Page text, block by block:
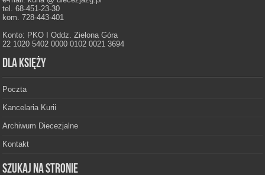
tel. 68-451-23-30
kom. 728-443-401
Konto: PKO I Oddz. Zielona Góra
22 1020 5402 0000 0102 0021 3694
Dla księży
Poczta
Kancelaria Kurii
Archiwum Diecezjalne
Kontakt
Szukaj na stronie